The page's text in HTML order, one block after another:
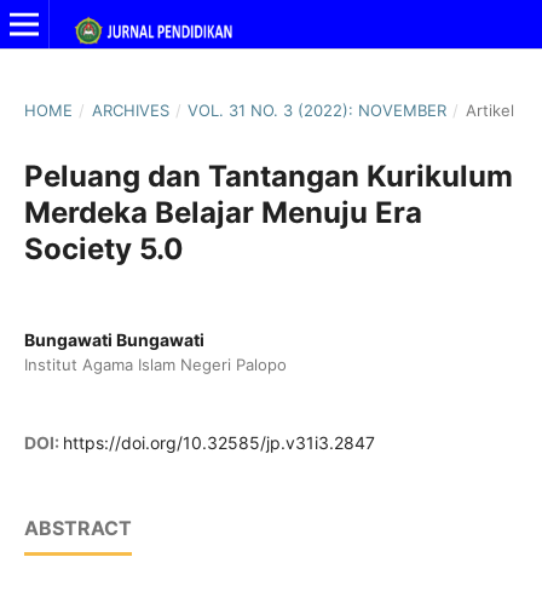
HOME / ARCHIVES / VOL. 31 NO. 3 (2022): NOVEMBER / Artikel
Peluang dan Tantangan Kurikulum
Merdeka Belajar Menuju Era
Society 5.0
Bungawati Bungawati
Institut Agama Islam Negeri Palopo
DOI: https://doi.org/10.32585/jp.v31i3.2847
ABSTRACT